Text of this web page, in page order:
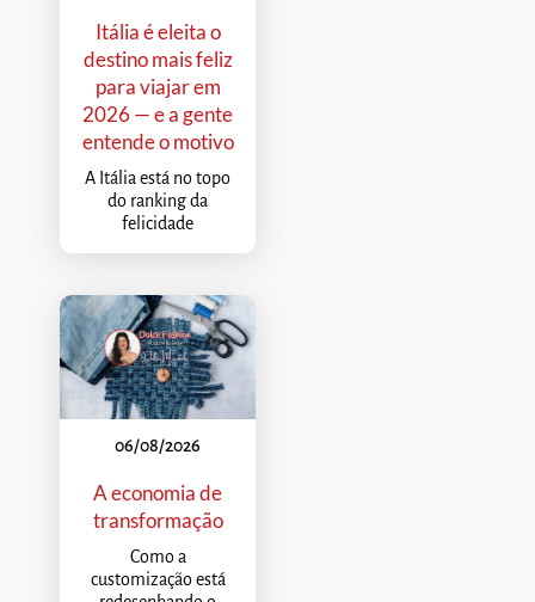
Itália é eleita o
destino mais feliz
para viajar em
2026 — e a gente
entende o motivo
A Itália está no topo
do ranking da
felicidade
06/08/2026
A economia de
transformação
Como a
customização está